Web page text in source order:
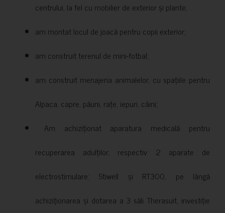
centrului, la fel cu mobilier de exterior și plante;
am montat locul de joacă pentru copii exterior;
am construit terenul de mini-fotbal;
am construit menajeria animalelor, cu spațiile pentru
Alpaca, capre, păuni, rațe, iepuri, câini;
Am achiziționat aparatura medicală pentru
recuperarea adulților, respectiv 2 aparate de
electrostimulare: Stiwell și RT300, pe lângă
achiziționarea și dotarea a 3 săli Therasuit, investiție